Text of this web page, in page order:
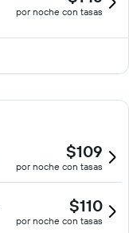
por noche con tasas
$109
por noche con tasas
$110
por noche con tasas